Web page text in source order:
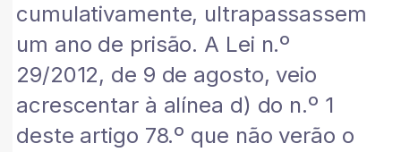
cumulativamente, ultrapassassem
um ano de prisão. A Lei n.º
29/2012, de 9 de agosto, veio
acrescentar à alínea d) do n.º 1
deste artigo 78.º que não verão o